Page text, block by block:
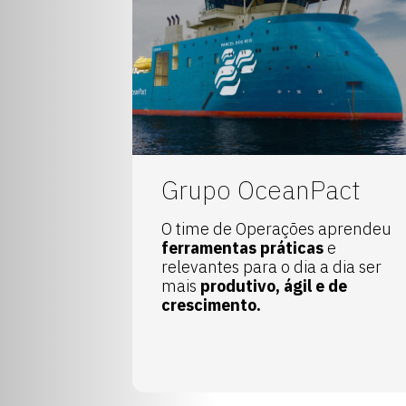
Grupo OceanPact
O time de Operações aprendeu
ferramentas práticase
relevantes para o dia a dia ser
mais produtivo, ágil e de
crescimento.